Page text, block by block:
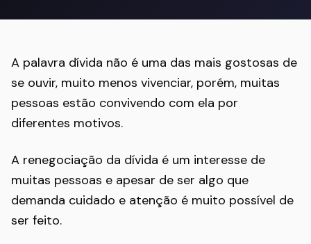
A palavra dívida não é uma das mais gostosas de
se ouvir, muito menos vivenciar, porém, muitas
pessoas estão convivendo com ela por
diferentes motivos.
A renegociação da dívida é um interesse de
muitas pessoas e apesar de ser algo que
demanda cuidado e atenção é muito possível de
ser feito.